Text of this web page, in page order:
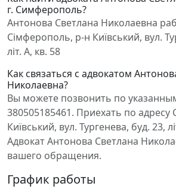
г. Симферополь?
Антонова Светлана Николаевна
Сімферополь, р-н Київський, вул.
літ. А, кв. 58
Как связаться с адвокатом
Николаевна?
Вы можете позвонить по
380505185461. Приехать по адресу
Київський, вул. Тургенева, буд. 23,
Адвокат Антонова Светлана
вашего обращения.
График работы